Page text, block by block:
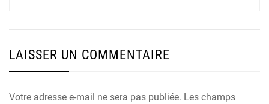
LAISSER UN COMMENTAIRE
Votre adresse e-mail ne sera pas publiée. Les champs